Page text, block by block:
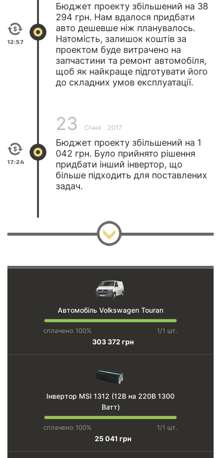
12:57
Бюджет проекту збільшений на 38
294 грн. Нам вдалося придбати
авто дешевше ніж планувалось.
Натомість, залишок коштів за
проектом буде витрачено на
запчастини та ремонт автомобіля,
щоб як найкраще підготувати його
до складних умов експлуатації.
17:24
23 Січня 2017
Бюджет проекту збільшений на 1
042 грн. Було прийнято рішення
придбати інший інвертор, що
більше підходить для поставлених
задач.
Автомобіль Volkswagen Touran
сплачено 100% 1/1 шт.
303 372 грн
Інвертор MSI 1312 (12В на 220В 1300
Ватт)
сплачено 100% 1/1 шт.
25 041 грн